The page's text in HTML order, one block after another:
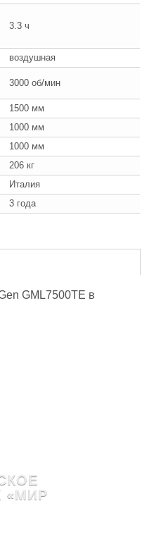
3.3 ч
воздушная
3000 об/мин
1500 мм
1000 мм
1000 мм
206 кг
Италия
3 года
GML7500TE в
«МИР